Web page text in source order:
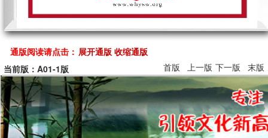
通版阅读请点击： 展开通版 收缩通版
当前版：A01-1版
首版 上一版 下一版 末版